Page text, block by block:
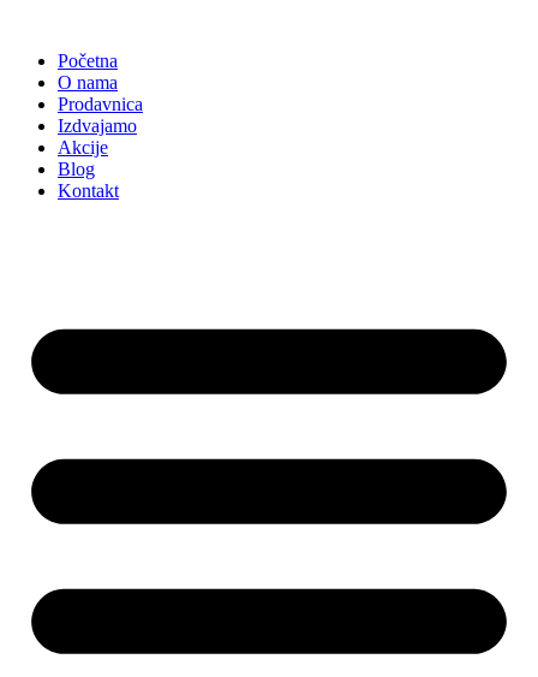
sadržajPočetna
O nama
Prodavnica
Izdvajamo
Akcije
Blog
Kontakt